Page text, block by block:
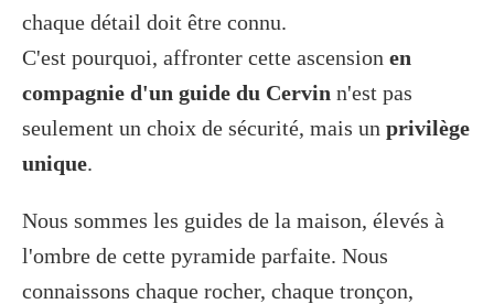
chaque détail doit être connu.
C'est pourquoi, affronter cette ascension en
compagnie d'un guide du Cervin n'est pas
seulement un choix de sécurité, mais un privilège
unique.
Nous sommes les guides de la maison, élevés à
l'ombre de cette pyramide parfaite. Nous
connaissons chaque rocher, chaque tronçon,